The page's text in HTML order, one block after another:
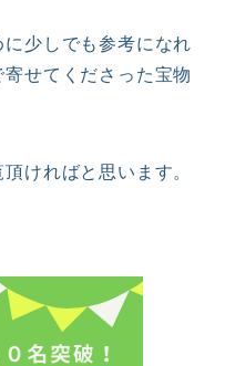
少しでも参考になれ
せてくださった宝物
ければと思います。